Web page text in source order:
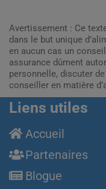
Avertissement : Ce
dans le but unique
en aucun cas un
assurance dûment
personnelle, discuter
conseiller en matière
Liens utiles
Accueil
Partenaires
Blogue